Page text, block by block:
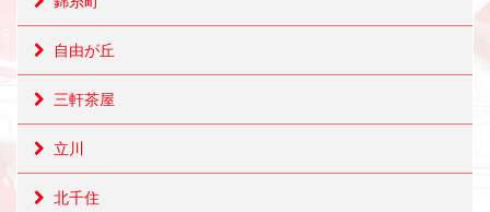
自由が丘
三軒茶屋
立川
北千住